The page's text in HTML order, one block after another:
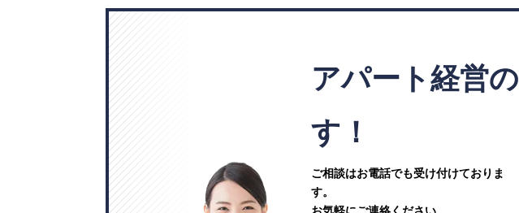
アパート経営の
す！
ご相談はお電話でも受け付けておりま
す。